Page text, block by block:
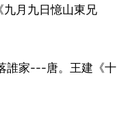
月九日憶山東兄
誰家---唐。王建《十